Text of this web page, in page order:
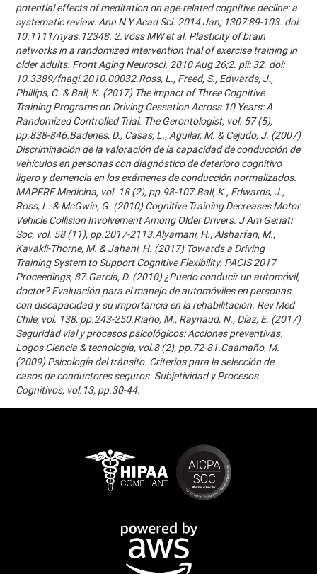
potential effects of meditation on age-related cognitive decline: a
systematic review. Ann N Y Acad Sci. 2014 Jan; 1307:89-103. doi:
10.1111/nyas.12348. 2.Voss MW et al. Plasticity of brain
networks in a randomized intervention trial of exercise training in
older adults. Front Aging Neurosci. 2010 Aug 26;2. pii: 32. doi:
10.3389/fnagi.2010.00032.Ross, L., Freed, S., Edwards, J.,
Phillips, C. & Ball, K. (2017) The impact of Three Cognitive
Training Programs on Driving Cessation Across 10 Years: A
Randomized Controlled Trial. The Gerontologist, vol. 57 (5),
pp.838-846.Badenes, D., Casas, L., Aguilar, M. & Cejudo, J. (2007)
Discriminación de la valoración de la capacidad de conducción de
vehículos en personas con diagnóstico de deterioro cognitivo
ligero y demencia en los exámenes de conducción normalizados.
MAPFRE Medicina, vol. 18 (2), pp.98-107.Ball, K., Edwards, J.,
Ross, L. & McGwin, G. (2010) Cognitive Training Decreases Motor
Vehicle Collision Involvement Among Older Drivers. J Am Geriatr
Soc, vol. 58 (11), pp.2017-2113.Alyamani, H., Alsharfan, M.,
Kavakli-Thorne, M. & Jahani, H. (2017) Towards a Driving
Training System to Support Cognitive Flexibility. PACIS 2017
Proceedings, 87.García, D. (2010) ¿Puedo conducir un automóvil,
doctor? Evaluación para el manejo de automóviles en personas
con discapacidad y su importancia en la rehabilitación. Rev Med
Chile, vol. 138, pp.243-250.Riaño, M., Raynaud, N., Díaz, E. (2017)
Seguridad vial y procesos psicológicos: Acciones preventivas.
Logos Ciencia & tecnología, vol.8 (2), pp.72-81.Caamaño, M.
(2009) Psicología del tránsito. Criterios para la selección de
casos de conductores seguros. Subjetividad y Procesos
Cognitivos, vol.13, pp.30-44.